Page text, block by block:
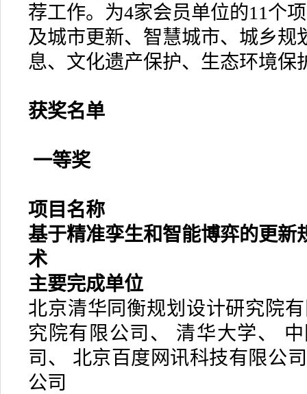
荐工作。为4家会员单位的11个
及城市更新、智慧城市、城乡规
息、文化遗产保护、生态环境保
获奖名单
一等奖
项目名称
基于精准孪生和智能博弈的更新
术
主要完成单位
北京清华同衡规划设计研究院
究院有限公司、 清华大学、
司、 北京百度网讯科技有限公
公司